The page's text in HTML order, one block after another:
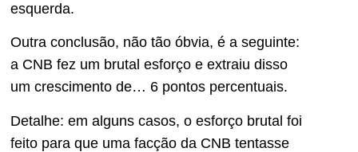
esquerda.
Outra conclusão, não tão óbvia, é a seguinte:
a CNB fez um brutal esforço e extraiu disso
um crescimento de… 6 pontos percentuais.
Detalhe: em alguns casos, o esforço brutal foi
feito para que uma facção da CNB tentasse